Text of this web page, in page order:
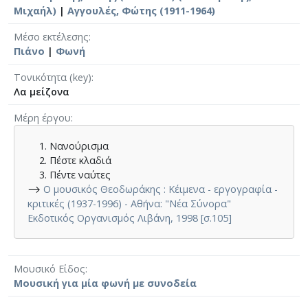
Μιχαήλ) | Αγγουλές, Φώτης (1911-1964)
Μέσο εκτέλεσης
Πιάνο | Φωνή
Τονικότητα (key)
Λα μείζονα
Μέρη έργου
Νανούρισμα
Πέστε κλαδιά
Πέντε ναύτες
⟶ Ο μουσικός Θεοδωράκης : Κέιμενα - εργογραφία -
κριτικές (1937-1996) - Αθήνα: "Νέα Σύνορα"
Εκδοτικός Οργανισμός Λιβάνη, 1998 [σ.105]
Μουσικό Είδος
Μουσική για μία φωνή με συνοδεία